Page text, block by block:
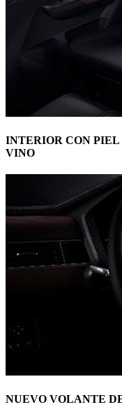
INTERIOR CON
VINO
NUEVO VOLANTE